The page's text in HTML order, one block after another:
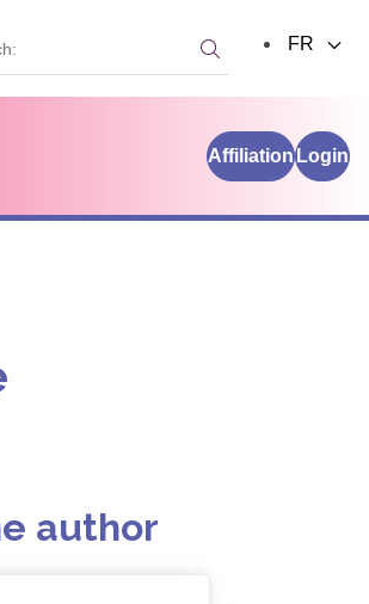
Affiliation Login
Search:
FR
author